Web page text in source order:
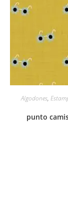
Algodones,
punto